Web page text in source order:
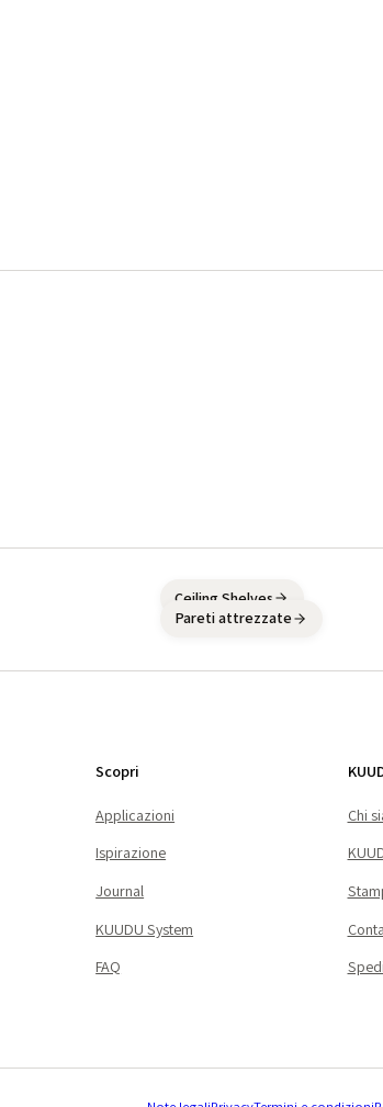
Ceiling Shelves
Pareti attrezzate
Scopri
Applicazioni
Ispirazione
Journal
KUUDU System
FAQ
Chi